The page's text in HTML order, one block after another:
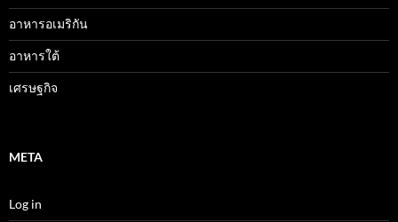
อาหารอเมริกัน
อาหารใต้
เศรษฐกิจ
META
Log in